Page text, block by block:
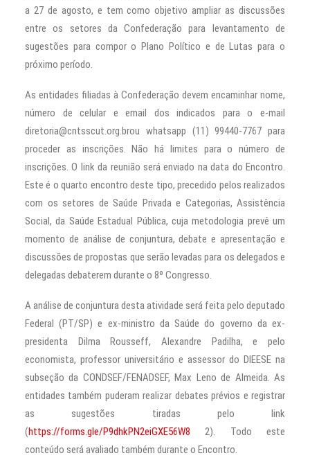
a 27 de agosto, e tem como objetivo ampliar as discussões
entre os setores da Confederação para levantamento de
sugestões para compor o Plano Político e de Lutas para o
próximo período.
As entidades filiadas à Confederação devem encaminhar nome,
número de celular e email dos indicados para o e-mail
diretoria@cntsscut.org.brou whatsapp (11) 99440-7767 para
proceder as inscrições. Não há limites para o número de
inscrições. O link da reunião será enviado na data do Encontro.
Este é o quarto encontro deste tipo, precedido pelos realizados
com os setores de Saúde Privada e Categorias, Assistência
Social, da Saúde Estadual Pública, cuja metodologia prevê um
momento de análise de conjuntura, debate e apresentação e
discussões de propostas que serão levadas para os delegados e
delegadas debaterem durante o 8º Congresso.
A análise de conjuntura desta atividade será feita pelo deputado
Federal (PT/SP) e ex-ministro da Saúde do governo da ex-
presidenta Dilma Rousseff, Alexandre Padilha, e pelo
economista, professor universitário e assessor do DIEESE na
subseção da CONDSEF/FENADSEF, Max Leno de Almeida. As
entidades também puderam realizar debates prévios e registrar
as sugestões tiradas pelo link
(https://forms.gle/P9dhkPN2eiGXE56W8 2). Todo este
conteúdo será avaliado também durante o Encontro.